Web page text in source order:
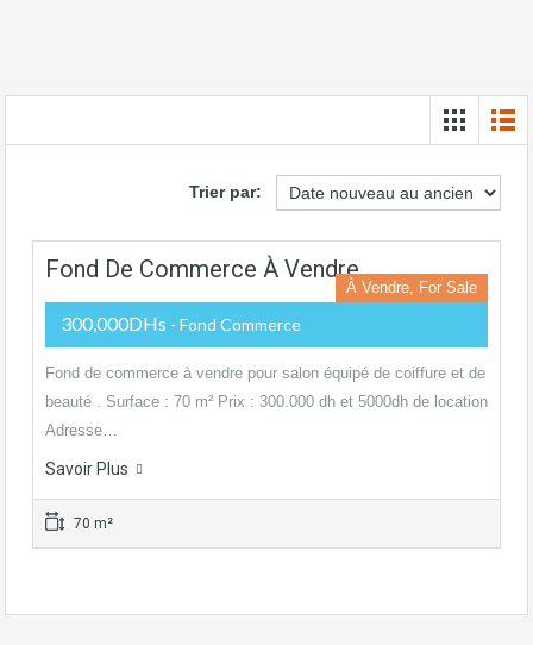
Trier par:
Fond De Commerce À Vendre
À Vendre, For Sale
300,000DHs - Fond Commerce
Fond de commerce à vendre pour salon équipé de coiffure et de
beauté . Surface : 70 m² Prix : 300.000 dh et 5000dh de location
Adresse…
Savoir Plus
70 m²